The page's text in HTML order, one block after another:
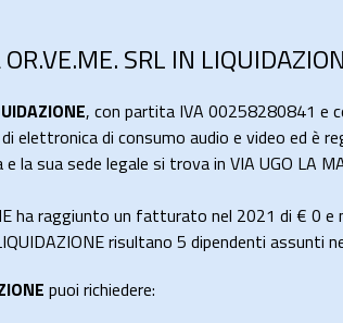
SRL IN
, con partita IVA 00258280841 e
elettronica di consumo audio e video ed è
la sua sede legale si trova in VIA UGO LA
ha raggiunto un fatturato nel 2021 di € 0 e
risultano 5 dipendenti assunti
puoi richiedere: